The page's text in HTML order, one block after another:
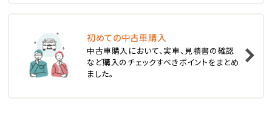
3位
トヨタ
カローラフィールダー
初めての中古車購入
中古車購入において、実車、見積書の確認
など購入のチェックすべきポイントをまとめ
ました。